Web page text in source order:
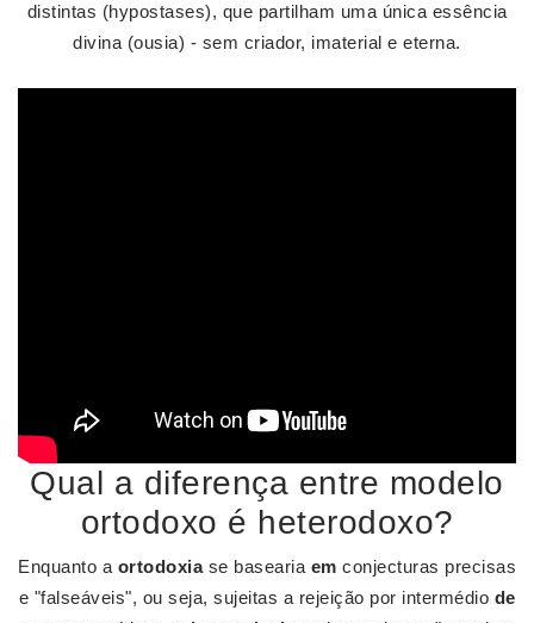
distintas (hypostases), que partilham uma única essência
divina (ousia) - sem criador, imaterial e eterna.
Qual a diferença entre modelo
ortodoxo é heterodoxo?
Enquanto a ortodoxiase basearia em conjecturas precisas
e "falseáveis", ou seja, sujeitas a rejeição por intermédio de